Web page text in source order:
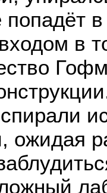
попадёт
в
ожидая